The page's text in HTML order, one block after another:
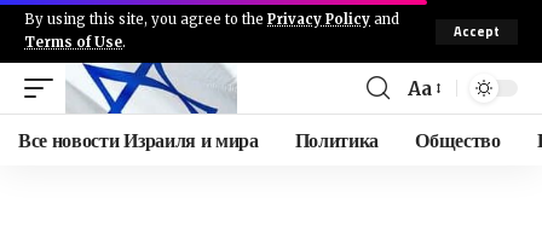
By using this site, you agree to the Privacy Policy and
Terms of Use.
Accept
Aa
Все новости Израиля и мира Политика Общество